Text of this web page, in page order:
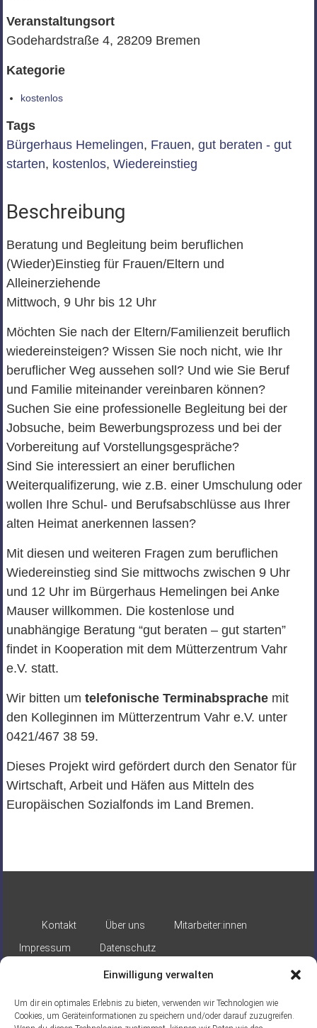
Einwilligung verwalten
Um dir ein optimales Erlebnis zu bieten, verwenden wir Technologien wie
Cookies, um Geräteinformationen zu speichern und/oder darauf zuzugreifen.
Veranstaltungsort
Godehardstraße 4, 28209 Bremen
Kategorie
kostenlos
Tags
Bürgerhaus Hemelingen, Frauen, gut beraten - gut
starten, kostenlos, Wiedereinstieg
Beschreibung
Beratung und Begleitung beim beruflichen
(Wieder)Einstieg für Frauen/Eltern und
Alleinerziehende
Mittwoch, 9 Uhr bis 12 Uhr
Möchten Sie nach der Eltern/Familienzeit beruflich
wiedereinsteigen? Wissen Sie noch nicht, wie Ihr
beruflicher Weg aussehen soll? Und wie Sie Beruf
und Familie miteinander vereinbaren können?
Suchen Sie eine professionelle Begleitung bei der
Jobsuche, beim Bewerbungsprozess und bei der
Vorbereitung auf Vorstellungsgespräche?
Sind Sie interessiert an einer beruflichen
Weiterqualifizerung, wie z.B. einer Umschulung oder
wollen Ihre Schul- und Berufsabschlüsse aus Ihrer
alten Heimat anerkennen lassen?
Mit diesen und weiteren Fragen zum beruflichen
Wiedereinstieg sind Sie mittwochs zwischen 9 Uhr
und 12 Uhr im Bürgerhaus Hemelingen bei Anke
Mauser willkommen. Die kostenlose und
unabhängige Beratung “gut beraten – gut starten”
findet in Kooperation mit dem Mütterzentrum Vahr
e.V. statt.
Wir bitten um telefonische Terminabsprachemit
den Kolleginnen im Mütterzentrum Vahr e.V. unter
0421/467 38 59.
Dieses Projekt wird gefördert durch den Senator für
Wirtschaft, Arbeit und Häfen aus Mitteln des
Europäischen Sozialfonds im Land Bremen.
Kontakt Über uns
Mitarbeiter:innen
Impressum
Datenschutz